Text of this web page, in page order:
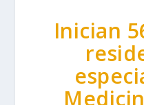
Inician